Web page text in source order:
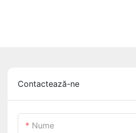
Contactează-ne
Nume